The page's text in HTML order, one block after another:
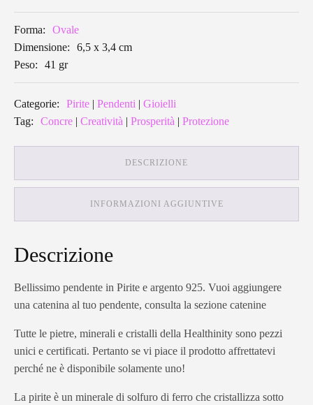
Forma:
Ovale
Dimensione:
6,5 x 3,4 cm
Peso:
41 gr
Categorie: Pirite Pendenti
Gioielli
Tag:
Concre Creatività Prosperità Protezione
DESCRIZIONE
INFORMAZIONI AGGIUNTIVE
Descrizione
Bellissimo pendente in Pirite e argento 925. Vuoi aggiungere
una catenina al tuo pendente, consulta la sezione catenine
Tutte le pietre, minerali e cristalli della Healthinity sono pezzi
unici e certificati. Pertanto se vi piace il prodotto affrettatevi
perché ne è disponibile solamente uno!
La pirite è un minerale di solfuro di ferro che cristallizza sotto